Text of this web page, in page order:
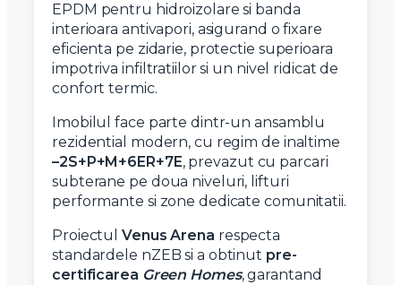
EPDM pentru hidroizolare si banda
interioara antivapori, asigurand o fixare
eficienta pe zidarie, protectie superioara
impotriva infiltratiilor si un nivel ridicat de
confort termic.
Imobilul face parte dintr-un ansamblu
rezidential modern, cu regim de inaltime
–2S+P+M+6ER+7E, prevazut cu parcari
subterane pe doua niveluri, lifturi
performante si zone dedicate comunitatii.
Proiectul Venus Arena respecta
standardele nZEB si a obtinut pre-
certificarea Green Homes, garantand